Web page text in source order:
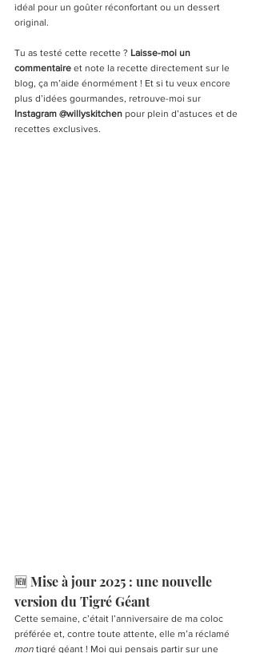
idéal pour un goûter réconfortant ou un dessert
original.
Tu as testé cette recette ? Laisse-moi un
commentaire et note la recette directement sur le
blog, ça m’aide énormément ! Et si tu veux encore
plus d’idées gourmandes, retrouve-moi sur
Instagram @willyskitchen pour plein d’astuces et de
recettes exclusives.
🆕 Mise à jour 2025 : une nouvelle
version du Tigré Géant
Cette semaine, c’était l’anniversaire de ma coloc
préférée et, contre toute attente, elle m’a réclamé
mon tigré géant ! Moi qui pensais partir sur une